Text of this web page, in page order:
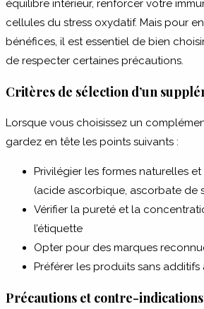
équilibre intérieur, renforcer votre
cellules du stress oxydatif. Mais pour
bénéfices, il est essentiel de bien
de respecter certaines précautions.
Critères de sélection d’un
Lorsque vous choisissez un
gardez en tête les points suivants :
Privilégier les formes naturelles
(acide ascorbique, ascorbate de
Vérifier la pureté et la
l’étiquette
Opter pour des marques
Préférer les produits sans
Précautions et contre-indications